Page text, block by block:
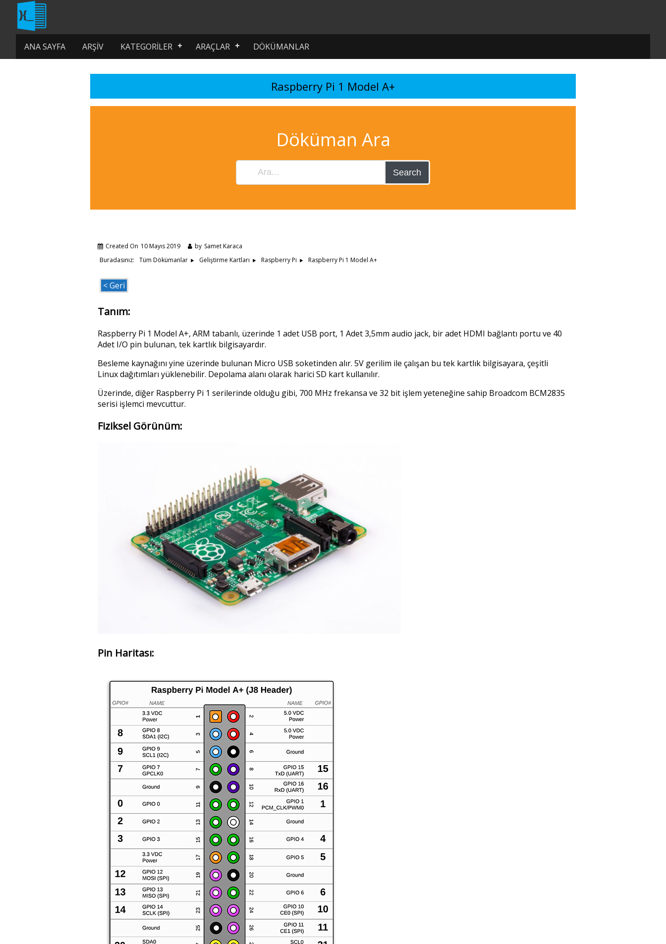
ANA SAYFA ARŞIV KATEGORILER ARAÇLAR DÖKÜMANLAR
Raspberry Pi 1 Model A+
Döküman Ara
Search
Created On 10 Mayıs 2019 by Samet Karaca
Buradasınız:
Tüm Dökümanlar Geliştirme Kartları Raspberry Pi Raspberry Pi 1 Model A+
< Geri
Tanım:
Raspberry Pi 1 Model A+, ARM tabanlı, üzerinde 1 adet USB port, 1 Adet 3,5mm audio jack, bir adet HDMI bağlantı portu ve 40
Adet I/O pin bulunan, tek kartlık bilgisayardır.
Besleme kaynağını yine üzerinde bulunan Micro USB soketinden alır. 5V gerilim ile çalışan bu tek kartlık bilgisayara, çeşitli
Linux dağıtımları yüklenebilir. Depolama alanı olarak harici SD kart kullanılır.
Üzerinde, diğer Raspberry Pi 1 serilerinde olduğu gibi, 700 MHz frekansa ve 32 bit işlem yeteneğine sahip Broadcom BCM2835
serisi işlemci mevcuttur.
Fiziksel Görünüm:
Pin Haritası: